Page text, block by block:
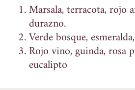
Marsala, terracota, rojo
durazno.
Verde bosque,
Rojo vino, guinda, rosa
eucalipto